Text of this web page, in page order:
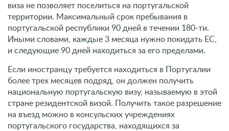
виза не позволяет поселиться на португальской
территории. Максимальный срок пребывания в
португальской республики 90 дней в течении 180-ти.
Иными словами, каждые 3 месяца нужно покидать ЕС,
и следующие 90 дней находиться за его пределами.
Если иностранцу требуется находиться в Португалии
более трех месяцев подряд, он должен получить
национальную португальскую визу, называемую в этой
стране резидентской визой. Получить такое разрешение
на въезд можно в консульских учреждениях
португальского государства, находящихся за